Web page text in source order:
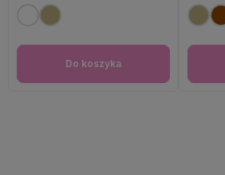
Do koszyka